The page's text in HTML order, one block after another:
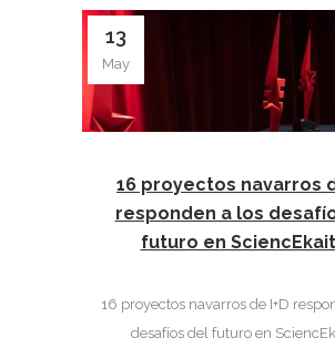
13
May
16 proyectos navarros
responden a los
futuro en
16 proyectos navarros de I+D
desafíos del futuro en